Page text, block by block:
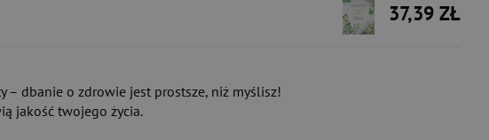
37,39 ZŁ
– dbanie o zdrowie jest prostsze, niż myślisz!
jakość twojego życia.